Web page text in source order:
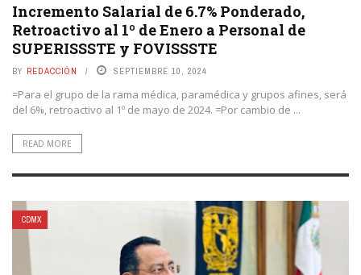
Incremento Salarial de 6.7% Ponderado,
Retroactivo al 1º de Enero a Personal de
SUPERISSSTE y FOVISSSTE
BY REDACCIÓN SEPTIEMBRE 10, 2024
=Para el grupo de la rama médica, paramédica y grupos afines, será
del 6%, retroactivo al 1º de mayo de 2024. =Por cambio de ...
READ MORE
CDMX